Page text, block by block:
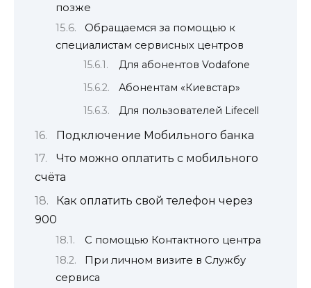
позже
Обращаемся за помощью к
специалистам сервисных центров
Для абонентов Vodafone
Абонентам «Киевстар»
Для пользователей Lifecell
Подключение Мобильного банка
Что можно оплатить с мобильного
счёта
Как оплатить свой телефон через
900
С помощью Контактного центра
При личном визите в Службу
сервиса